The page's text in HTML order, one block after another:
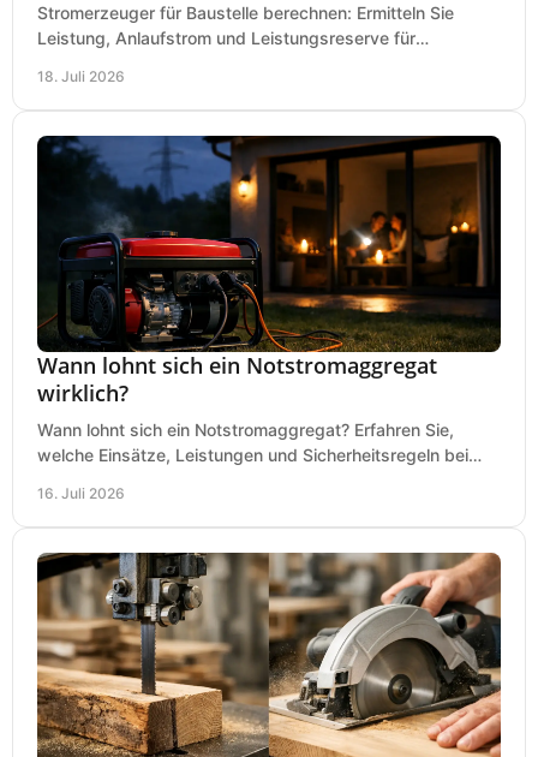
Stromerzeuger für Baustelle berechnen: Ermitteln Sie
Leistung, Anlaufstrom und Leistungsreserve für
18. Juli 2026
Wann lohnt sich ein Notstromaggregat
wirklich?
Wann lohnt sich ein Notstromaggregat? Erfahren Sie,
welche Einsätze, Leistungen und Sicherheitsregeln bei
16. Juli 2026